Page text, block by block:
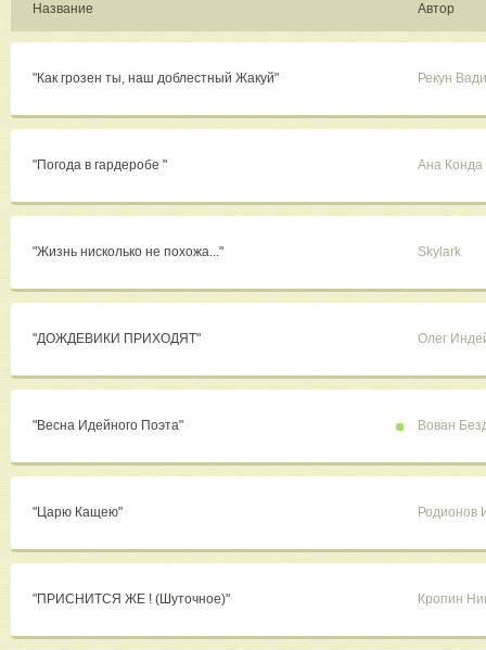
Название Автор
"Как грозен ты, наш доблестный Жакуй" Рекун
"Погода в гардеробе " Ана Конда
"Жизнь нисколько не похожа..." Skylark
"ДОЖДЕВИКИ ПРИХОДЯТ" Олег
"Весна Идейного Поэта" Вован
"Царю Кащею" Родионов
"ПРИСНИТСЯ ЖЕ ! (Шуточное)" Кропин